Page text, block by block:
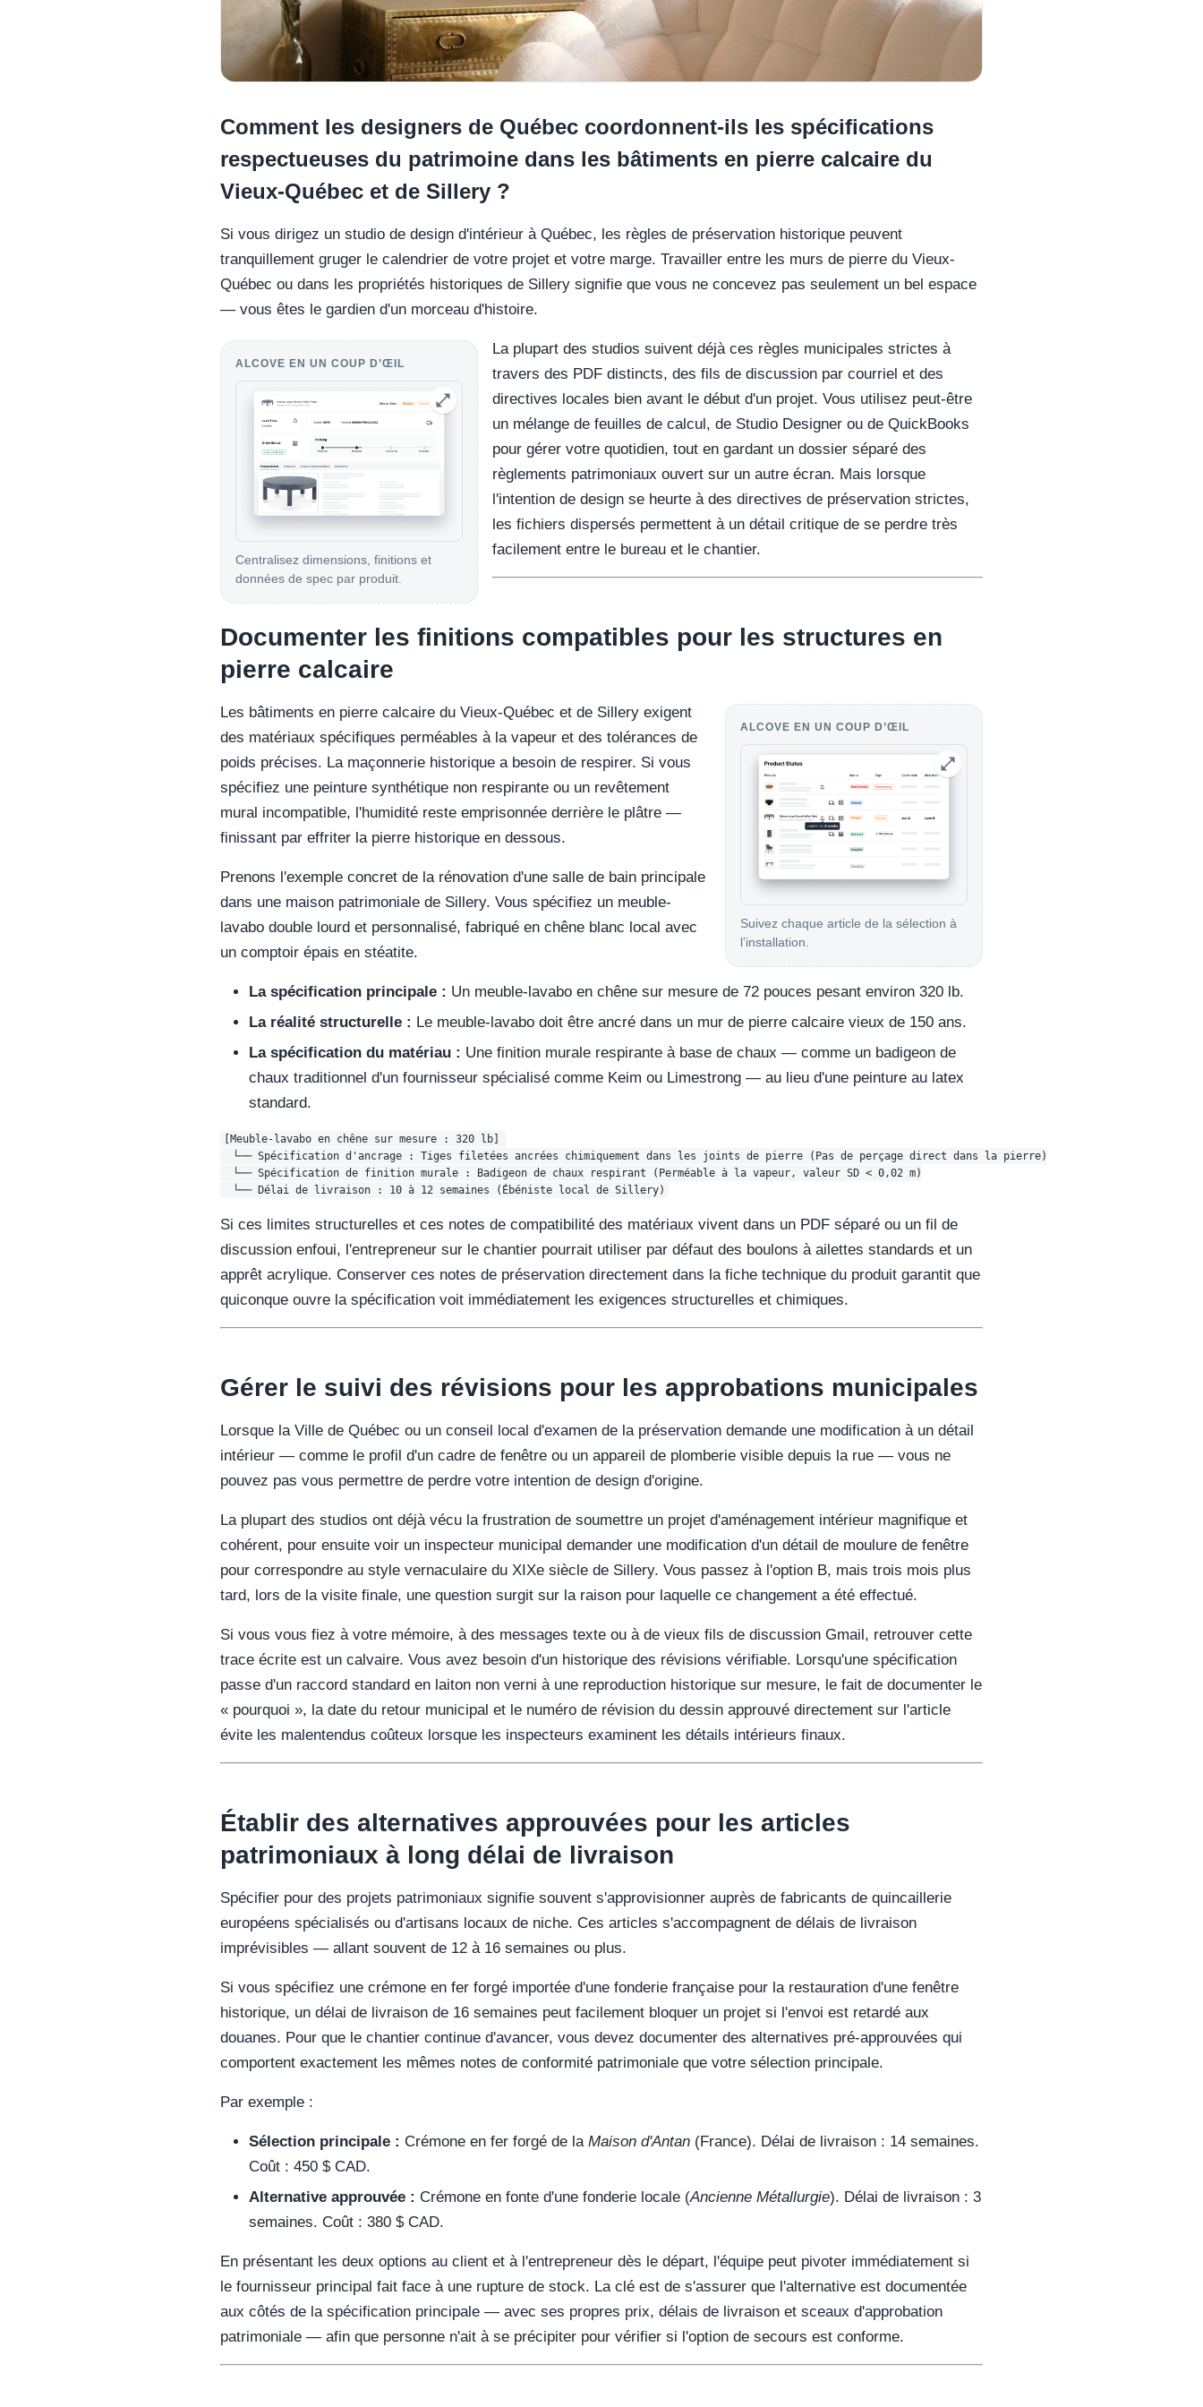
Comment les designers de Québec coordonnent-ils les spécifications
respectueuses du patrimoine dans les bâtiments en pierre calcaire du
Vieux-Québec et de Sillery ?
Si vous dirigez un studio de design d'intérieur à Québec, les règles de préservation historique peuvent
tranquillement gruger le calendrier de votre projet et votre marge. Travailler entre les murs de pierre du Vieux-
Québec ou dans les propriétés historiques de Sillery signifie que vous ne concevez pas seulement un bel espace
— vous êtes le gardien d'un morceau d'histoire.
ALCOVE EN UN COUP D’ŒIL
Centralisez dimensions, finitions et
données de spec par produit.
La plupart des studios suivent déjà ces règles municipales strictes à
travers des PDF distincts, des fils de discussion par courriel et des
directives locales bien avant le début d'un projet. Vous utilisez peut-être
un mélange de feuilles de calcul, de Studio Designer ou de QuickBooks
pour gérer votre quotidien, tout en gardant un dossier séparé des
règlements patrimoniaux ouvert sur un autre écran. Mais lorsque
l'intention de design se heurte à des directives de préservation strictes,
les fichiers dispersés permettent à un détail critique de se perdre très
facilement entre le bureau et le chantier.
Documenter les finitions compatibles pour les structures en
pierre calcaire
ALCOVE EN UN COUP D’ŒIL
Suivez chaque article de la sélection à
l’installation.
Les bâtiments en pierre calcaire du Vieux-Québec et de Sillery exigent
des matériaux spécifiques perméables à la vapeur et des tolérances de
poids précises. La maçonnerie historique a besoin de respirer. Si vous
spécifiez une peinture synthétique non respirante ou un revêtement
mural incompatible, l'humidité reste emprisonnée derrière le plâtre —
finissant par effriter la pierre historique en dessous.
Prenons l'exemple concret de la rénovation d'une salle de bain principale
dans une maison patrimoniale de Sillery. Vous spécifiez un meuble-
lavabo double lourd et personnalisé, fabriqué en chêne blanc local avec
un comptoir épais en stéatite.
La spécification principale : Un meuble-lavabo en chêne sur mesure de 72 pouces pesant environ 320 lb.
La réalité structurelle : Le meuble-lavabo doit être ancré dans un mur de pierre calcaire vieux de 150 ans.
La spécification du matériau : Une finition murale respirante à base de chaux — comme un badigeon de
chaux traditionnel d'un fournisseur spécialisé comme Keim ou Limestrong — au lieu d'une peinture au latex
standard.
[Meuble-lavabo en chêne sur mesure : 320 lb]
  └── Spécification d'ancrage : Tiges filetées ancrées chimiquement dans les joints de pierre (Pas de perçage direct dans la pierre)
  └── Spécification de finition murale : Badigeon de chaux respirant (Perméable à la vapeur, valeur SD < 0,02 m)
Si ces limites structurelles et ces notes de compatibilité des matériaux vivent dans un PDF séparé ou un fil de
discussion enfoui, l'entrepreneur sur le chantier pourrait utiliser par défaut des boulons à ailettes standards et un
apprêt acrylique. Conserver ces notes de préservation directement dans la fiche technique du produit garantit que
quiconque ouvre la spécification voit immédiatement les exigences structurelles et chimiques.
Gérer le suivi des révisions pour les approbations municipales
Lorsque la Ville de Québec ou un conseil local d'examen de la préservation demande une modification à un détail
intérieur — comme le profil d'un cadre de fenêtre ou un appareil de plomberie visible depuis la rue — vous ne
pouvez pas vous permettre de perdre votre intention de design d'origine.
La plupart des studios ont déjà vécu la frustration de soumettre un projet d'aménagement intérieur magnifique et
cohérent, pour ensuite voir un inspecteur municipal demander une modification d'un détail de moulure de fenêtre
pour correspondre au style vernaculaire du XIXe siècle de Sillery. Vous passez à l'option B, mais trois mois plus
tard, lors de la visite finale, une question surgit sur la raison pour laquelle ce changement a été effectué.
Si vous vous fiez à votre mémoire, à des messages texte ou à de vieux fils de discussion Gmail, retrouver cette
trace écrite est un calvaire. Vous avez besoin d'un historique des révisions vérifiable. Lorsqu'une spécification
passe d'un raccord standard en laiton non verni à une reproduction historique sur mesure, le fait de documenter le
« pourquoi », la date du retour municipal et le numéro de révision du dessin approuvé directement sur l'article
évite les malentendus coûteux lorsque les inspecteurs examinent les détails intérieurs finaux.
Établir des alternatives approuvées pour les articles
patrimoniaux à long délai de livraison
Spécifier pour des projets patrimoniaux signifie souvent s'approvisionner auprès de fabricants de quincaillerie
européens spécialisés ou d'artisans locaux de niche. Ces articles s'accompagnent de délais de livraison
imprévisibles — allant souvent de 12 à 16 semaines ou plus.
Si vous spécifiez une crémone en fer forgé importée d'une fonderie française pour la restauration d'une fenêtre
historique, un délai de livraison de 16 semaines peut facilement bloquer un projet si l'envoi est retardé aux
douanes. Pour que le chantier continue d'avancer, vous devez documenter des alternatives pré-approuvées qui
comportent exactement les mêmes notes de conformité patrimoniale que votre sélection principale.
Par exemple :
Sélection principale : Crémone en fer forgé de la Maison d'Antan (France). Délai de livraison : 14 semaines.
Coût : 450 $ CAD.
Alternative approuvée : Crémone en fonte d'une fonderie locale (Ancienne Métallurgie). Délai de livraison : 3
semaines. Coût : 380 $ CAD.
En présentant les deux options au client et à l'entrepreneur dès le départ, l'équipe peut pivoter immédiatement si
le fournisseur principal fait face à une rupture de stock. La clé est de s'assurer que l'alternative est documentée
aux côtés de la spécification principale — avec ses propres prix, délais de livraison et sceaux d'approbation
patrimoniale — afin que personne n'ait à se précipiter pour vérifier si l'option de secours est conforme.